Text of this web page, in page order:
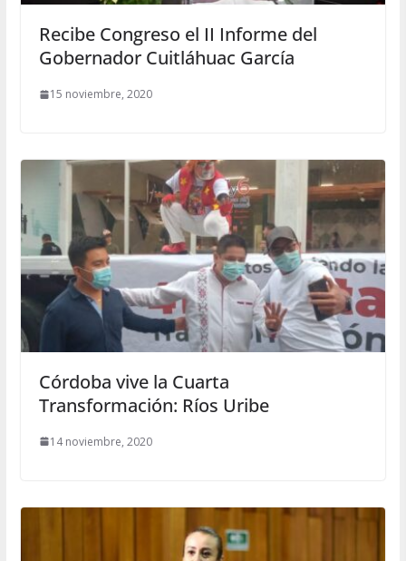
Recibe Congreso el II Informe del
Gobernador Cuitláhuac García
15 noviembre, 2020
Córdoba vive la Cuarta
Transformación: Ríos Uribe
14 noviembre, 2020